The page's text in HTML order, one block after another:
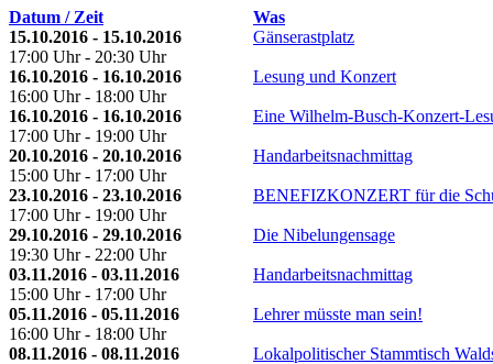
Datum / Zeit
Was
15.10.2016 - 15.10.2016
17:00 Uhr - 20:30 Uhr
Gänserastplatz
16.10.2016 - 16.10.2016
16:00 Uhr - 18:00 Uhr
Lesung und Konzert
16.10.2016 - 16.10.2016
17:00 Uhr - 19:00 Uhr
Eine Wilhelm-Busch-Konzert-
20.10.2016 - 20.10.2016
15:00 Uhr - 17:00 Uhr
Handarbeitsnachmittag
23.10.2016 - 23.10.2016
17:00 Uhr - 19:00 Uhr
BENEFIZKONZERT für die
29.10.2016 - 29.10.2016
19:30 Uhr - 22:00 Uhr
Die Nibelungensage
03.11.2016 - 03.11.2016
15:00 Uhr - 17:00 Uhr
Handarbeitsnachmittag
05.11.2016 - 05.11.2016
16:00 Uhr - 18:00 Uhr
Lehrer müsste man sein!
08.11.2016 - 08.11.2016
Lokalpolitischer Stammtisch